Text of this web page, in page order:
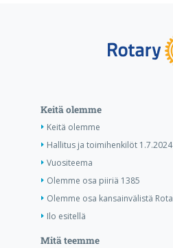
Keitä olemme
Keitä olemme
Hallitus ja toimihenkilöt 1.7.2024
Vuositeema
Olemme osa piiriä 1385
Olemme osa kansainvälistä
Ilo esitellä
Mitä teemme